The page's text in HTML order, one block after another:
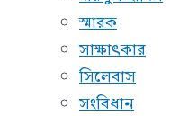
স্মারক
সাক্ষাৎকার
সিলেবাস
সংবিধান